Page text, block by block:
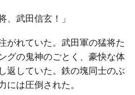
、武田信玄！」
がれていた。武田軍の猛将た
グの鬼神のごとく、豪快な体
返していた。鉄の塊同士のぶ
には圧倒された。